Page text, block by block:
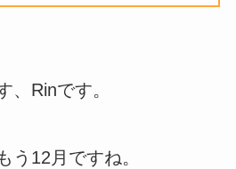
、Rinです。
う12月ですね。